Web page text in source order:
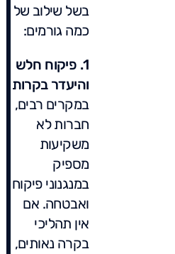
בשל שילוב של
כמה גורמים:
1. פיקוח חלש
והיעדר בקרות
במקרים רבים,
חברות לא
משקיעות
מספיק
במנגנוני פיקוח
ואבטחה. אם
אין תהליכי
בקרה נאותים,